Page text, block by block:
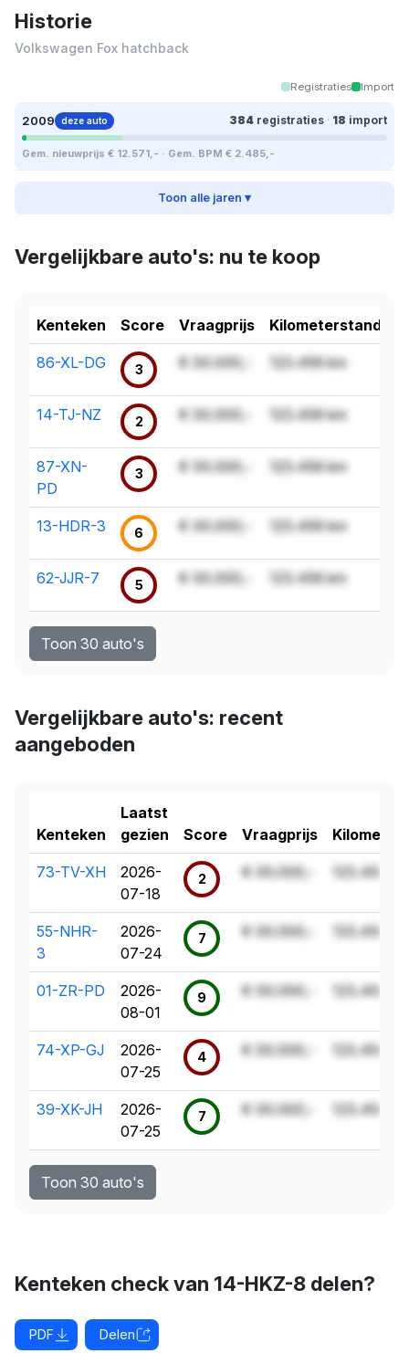
Historie
Volkswagen Fox hatchback
Registraties Import
2009 deze auto 384 registraties · 18 import
Gem. nieuwprijs € 12.571,- · Gem. BPM € 2.485,-
Toon alle jaren ▾
Vergelijkbare auto's: nu te koop
Kenteken Score Vraagprijs Kilometerstand
86-XL-DG 3 € 00.000,- 123.456 km
14-TJ-NZ 2 € 00.000,- 123.456 km
87-XN-
PD
3 € 00.000,- 123.456 km
13-HDR-3 6 € 00.000,- 123.456 km
62-JJR-7 5 € 00.000,- 123.456 km
Toon 30 auto's
Vergelijkbare auto's: recent
aangeboden
Kenteken
Laatst
gezien
Score Vraagprijs
73-TV-XH
2026-
07-18
2 € 00.000,- 123.456 km
55-NHR-
3
2026-
07-24
7 € 00.000,- 123.456 km
01-ZR-PD
2026-
08-01
9 € 00.000,- 123.456 km
74-XP-GJ
2026-
07-25
4 € 00.000,- 123.456 km
39-XK-JH
2026-
07-25
7 € 00.000,- 123.456 km
Toon 30 auto's
Kenteken check van 14-HKZ-8 delen?
PDF Delen